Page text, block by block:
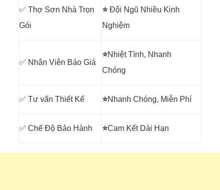
✅ Thợ Sơn Nhà Trọn
Gói
⭐Đội Ngũ Nhiều Kinh
Nghiệm
✅ Nhân Viên Báo Giá
⭐Nhiệt Tình, Nhanh
Chóng
✅ Tư vấn Thiết Kế ⭐Nhanh Chóng, Miễn Phí
✅ Chế Độ Bảo Hành ⭐Cam Kết Dài Hạn